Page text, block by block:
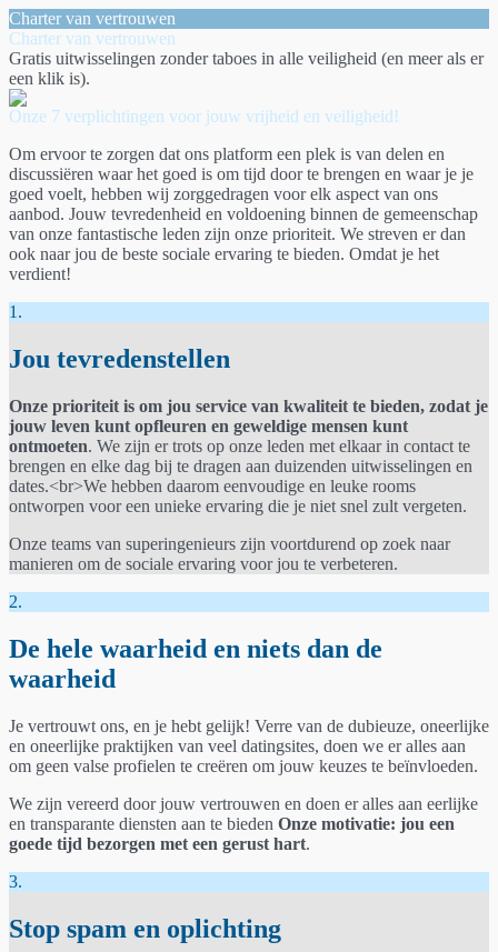
Charter van vertrouwen
Charter van vertrouwen
Gratis uitwisselingen zonder taboes in alle veiligheid (en meer als er
een klik is).
Onze 7 verplichtingen voor jouw vrijheid en veiligheid!
Om ervoor te zorgen dat ons platform een ​​plek is van delen en
discussiëren waar het goed is om tijd door te brengen en waar je je
goed voelt, hebben wij zorggedragen voor elk aspect van ons
aanbod. Jouw tevredenheid en voldoening binnen de gemeenschap
van onze fantastische leden zijn onze prioriteit. We streven er dan
ook naar jou de beste sociale ervaring te bieden. Omdat je het
verdient!
1.
Jou tevredenstellen
Onze prioriteit is om jou service van kwaliteit te bieden, zodat je
jouw leven kunt opfleuren en geweldige mensen kunt
ontmoeten. We zijn er trots op onze leden met elkaar in contact te
brengen en elke dag bij te dragen aan duizenden uitwisselingen en
dates.<br>We hebben daarom eenvoudige en leuke rooms
ontworpen voor een unieke ervaring die je niet snel zult vergeten.
Onze teams van superingenieurs zijn voortdurend op zoek naar
manieren om de sociale ervaring voor jou te verbeteren.
2.
De hele waarheid en niets dan de
waarheid
Je vertrouwt ons, en je hebt gelijk! Verre van de dubieuze, oneerlijke
en oneerlijke praktijken van veel datingsites, doen we er alles aan
om geen valse profielen te creëren om jouw keuzes te beïnvloeden.
We zijn vereerd door jouw vertrouwen en doen er alles aan eerlijke
en transparante diensten aan te bieden Onze motivatie: jou een
goede tijd bezorgen met een gerust hart.
3.
Stop spam en oplichting